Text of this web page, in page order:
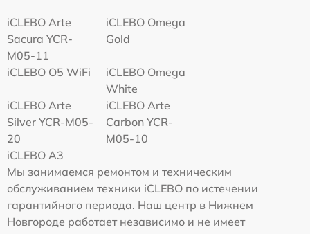
iCLEBO Arte
Sacura YCR-
M05-11
iCLEBO Omega
Gold
iCLEBO O5 WiFi
iCLEBO Omega
White
iCLEBO Arte
Silver YCR-M05-
20
iCLEBO Arte
Carbon YCR-
M05-10
iCLEBO A3
Мы занимаемся ремонтом и техническим
обслуживанием техники iCLEBO по истечении
гарантийного периода. Наш центр в Нижнем
Новгороде работает независимо и не имеет